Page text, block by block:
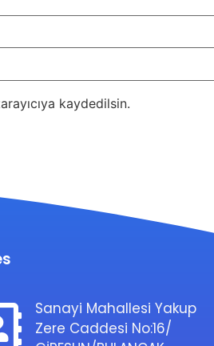
kaydedilsin.
Sanayi Mahallesi Yakup
Zere Caddesi No:16/